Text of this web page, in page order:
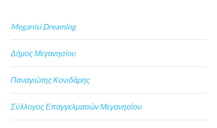
Meganisi Dreaming
Δήμος Μεγανησίου
Παναγιώτης Κονιδάρης
Σύλλογος Επαγγελματιών Μεγανησίου